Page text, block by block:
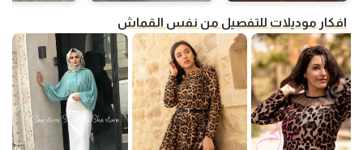
افكار موديلات للتفصيل من نفس القماش